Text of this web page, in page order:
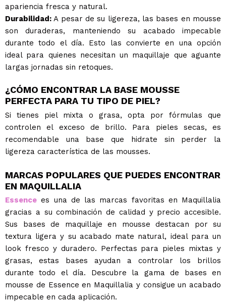
apariencia fresca y natural.
Durabilidad:A pesar de su ligereza, las bases en mousse
son duraderas, manteniendo su acabado impecable
durante todo el día. Esto las convierte en una opción
ideal para quienes necesitan un maquillaje que aguante
largas jornadas sin retoques.
¿CÓMO ENCONTRAR LA BASE MOUSSE
PERFECTA PARA TU TIPO DE PIEL?
Si tienes piel mixta o grasa, opta por fórmulas que
controlen el exceso de brillo. Para pieles secas, es
recomendable una base que hidrate sin perder la
ligereza característica de las mousses.
MARCAS POPULARES QUE PUEDES ENCONTRAR
EN MAQUILLALIA
Essence es una de las marcas favoritas en Maquillalia
gracias a su combinación de calidad y precio accesible.
Sus bases de maquillaje en mousse destacan por su
textura ligera y su acabado mate natural, ideal para un
look fresco y duradero. Perfectas para pieles mixtas y
grasas, estas bases ayudan a controlar los brillos
durante todo el día. Descubre la gama de bases en
mousse de Essence en Maquillalia y consigue un acabado
impecable en cada aplicación.